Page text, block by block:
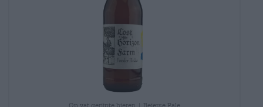
Op vat gerijpte bieren | Beierse Pale